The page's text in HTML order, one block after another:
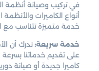
في تركيب وصيانة أنظمة
أنواع الكاميرات
خدمة متميزة تتناسب مع
خدمة سريعة: ندرك أن
على تقديم خدماتنا
كاميرا جديدة أو صيانة